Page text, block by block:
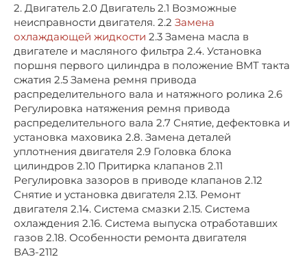
2. Двигатель 2.0 Двигатель 2.1 Возможные
неисправности двигателя. 2.2 Замена
охлаждающей жидкости 2.3 Замена масла в
двигателе и масляного фильтра 2.4. Установка
поршня первого цилиндра в положение ВМТ такта
сжатия 2.5 Замена ремня привода
распределительного вала и натяжного ролика 2.6
Регулировка натяжения ремня привода
распределительного вала 2.7 Снятие, дефектовка и
установка маховика 2.8. Замена деталей
уплотнения двигателя 2.9 Головка блока
цилиндров 2.10 Притирка клапанов 2.11
Регулировка зазоров в приводе клапанов 2.12
Снятие и установка двигателя 2.13. Ремонт
двигателя 2.14. Система смазки 2.15. Система
охлаждения 2.16. Система выпуска отработавших
газов 2.18. Особенности ремонта двигателя
ВАЗ-2112